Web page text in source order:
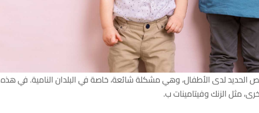
الحديد لدى الأطفال، وهي مشكلة شائعة، خاصة في البلدان النامية. في هذه
مثل الزنك وفيتامينات ب.